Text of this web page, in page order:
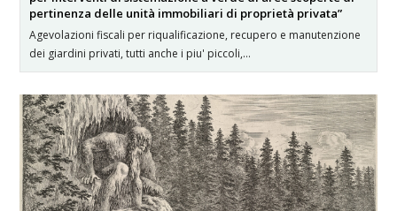
pertinenza delle unità immobiliari di proprietà privata”
Agevolazioni fiscali per riqualificazione, recupero e manutenzione
dei giardini privati, tutti anche i piu' piccoli,…